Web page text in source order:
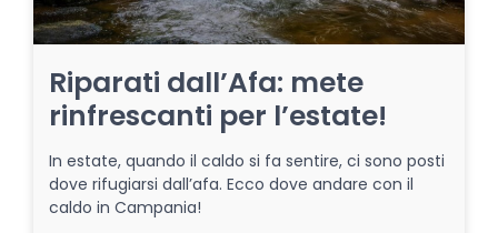
Riparati dall’Afa: mete
rinfrescanti per l’estate!
In estate, quando il caldo si fa sentire, ci sono posti
dove rifugiarsi dall’afa. Ecco dove andare con il
caldo in Campania!